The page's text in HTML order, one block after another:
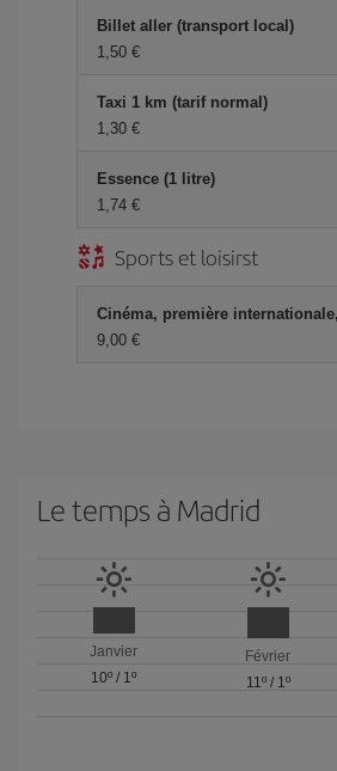
Billet aller (transport local)
1,50 €
Taxi 1 km (tarif normal)
1,30 €
Essence (1 litre)
1,74 €
Sports et loisirst
Cinéma, première
9,00 €
Le temps à Madrid
Janvier
10º / 1º
Février
11º/ 1º